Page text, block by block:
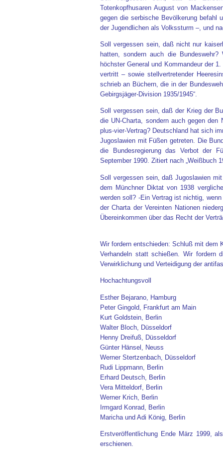
Totenkopfhusaren August von
gegen die serbische Bevölkerung
der Jugendlichen als Volkssturm –, und
Soll vergessen sein, daß nicht nur
hatten, sondern auch die
höchster General und Kommandeur der
vertritt – sowie stellvertretender
schrieb an Büchern, die in der
Gebirgsjäger-Division 1935/1945“.
Soll vergessen sein, daß der Krieg der
die UN-Charta, sondern auch gegen
plus-vier-Vertrag? Deutschland hat sich
Jugoslawien mit Füßen getreten. Die
die Bundesregierung das Verbot der
September 1990. Zitiert nach „Weißbuch
Soll vergessen sein, daß Jugoslawien
dem Münchner Diktat von 1938
werden soll? -Ein Vertrag ist nichtig,
der Charta der Vereinten Nationen
Übereinkommen über das Recht der
Wir fordern entschieden: Schluß mit dem
Verhandeln statt schießen. Wir fordern
Verwirklichung und Verteidigung der
Hochachtungsvoll
Esther Bejarano, Hamburg
Peter Gingold, Frankfurt am Main
Kurt Goldstein, Berlin
Walter Bloch, Düsseldorf
Henny Dreifuß, Düsseldorf
Günter Hänsel, Neuss
Werner Stertzenbach, Düsseldorf
Rudi Lippmann, Berlin
Erhard Deutsch, Berlin
Vera Mitteldorf, Berlin
Werner Krich, Berlin
Irmgard Konrad, Berlin
Maricha und Adi König, Berlin
Erstveröffentlichung Ende März 1999,
erschienen.